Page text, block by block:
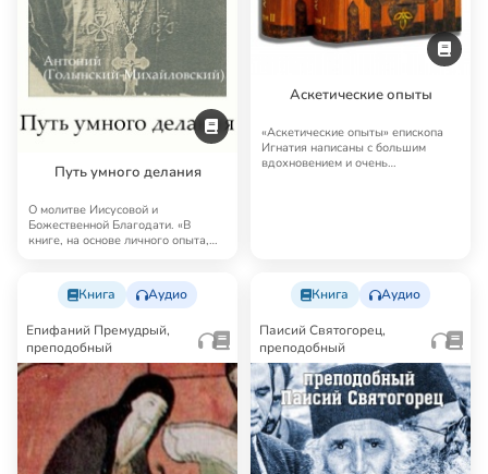
Путь умного делания
О молитве Иисусовой и
Божественной Благодати. «В
книге, на основе личного опыта,
Аскетические опыты
«Аскетические опыты» епископа
Игнатия написаны с большим
вдохновением и очень
Книга Аудио
Епифаний Премудрый,
преподобный
Книга Аудио
Паисий Святогорец,
преподобный